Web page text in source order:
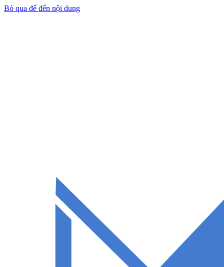
Bỏ qua để đến nội dung